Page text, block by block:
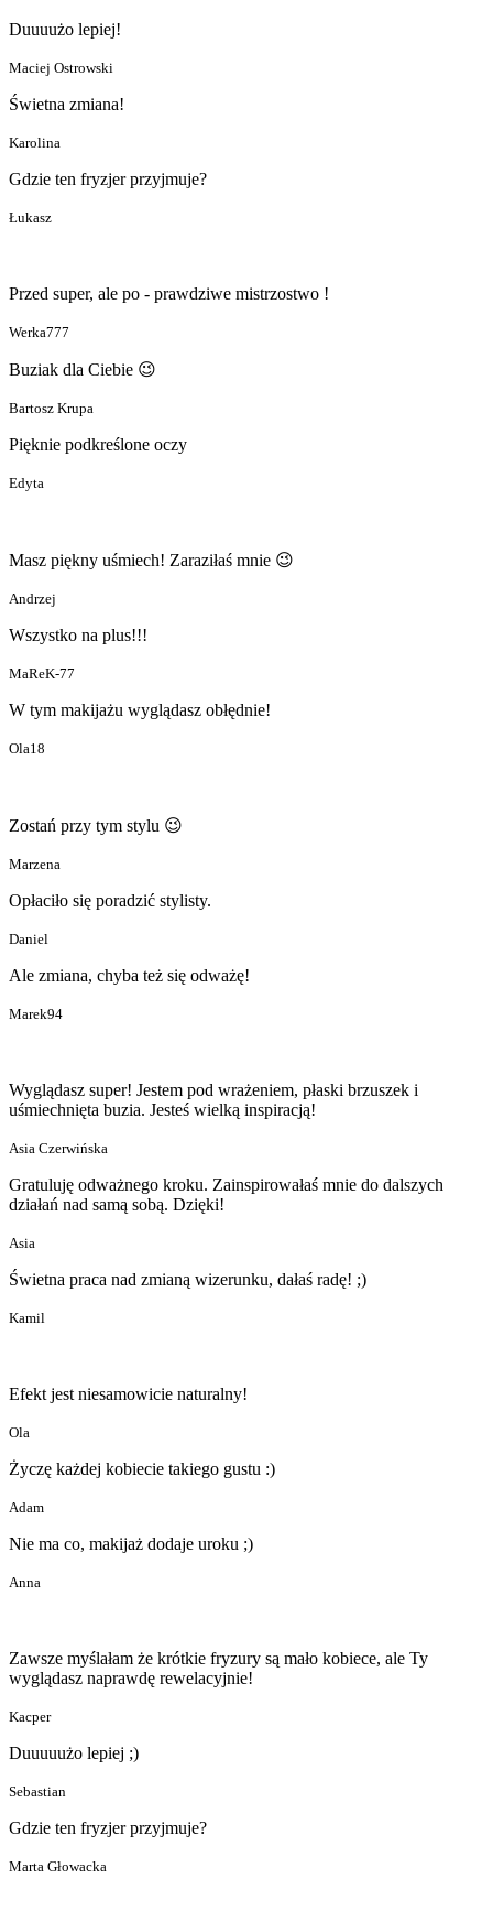
Duuuużo lepiej!
Maciej Ostrowski
Świetna zmiana!
Karolina
Gdzie ten fryzjer przyjmuje?
Łukasz
Przed super, ale po - prawdziwe mistrzostwo !
Werka777
Buziak dla Ciebie 😉
Bartosz Krupa
Pięknie podkreślone oczy
Edyta
Masz piękny uśmiech! Zaraziłaś mnie 😉
Andrzej
Wszystko na plus!!!
MaReK-77
W tym makijażu wyglądasz obłędnie!
Ola18
Zostań przy tym stylu 😉
Marzena
Opłaciło się poradzić stylisty.
Daniel
Ale zmiana, chyba też się odważę!
Marek94
Wyglądasz super! Jestem pod wrażeniem, płaski brzuszek i
uśmiechnięta buzia. Jesteś wielką inspiracją!
Asia Czerwińska
Gratuluję odważnego kroku. Zainspirowałaś mnie do dalszych
działań nad samą sobą. Dzięki!
Asia
Świetna praca nad zmianą wizerunku, dałaś radę! ;)
Kamil
Efekt jest niesamowicie naturalny!
Ola
Życzę każdej kobiecie takiego gustu :)
Adam
Nie ma co, makijaż dodaje uroku ;)
Anna
Zawsze myślałam że krótkie fryzury są mało kobiece, ale Ty
wyglądasz naprawdę rewelacyjnie!
Kacper
Duuuuużo lepiej ;)
Sebastian
Gdzie ten fryzjer przyjmuje?
Marta Głowacka